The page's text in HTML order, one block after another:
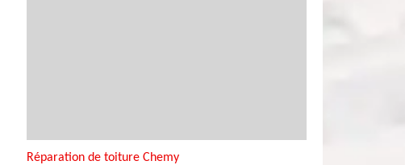
Réparation de toiture Chemy